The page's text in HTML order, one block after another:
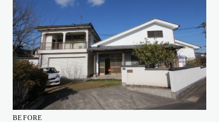
BEFORE